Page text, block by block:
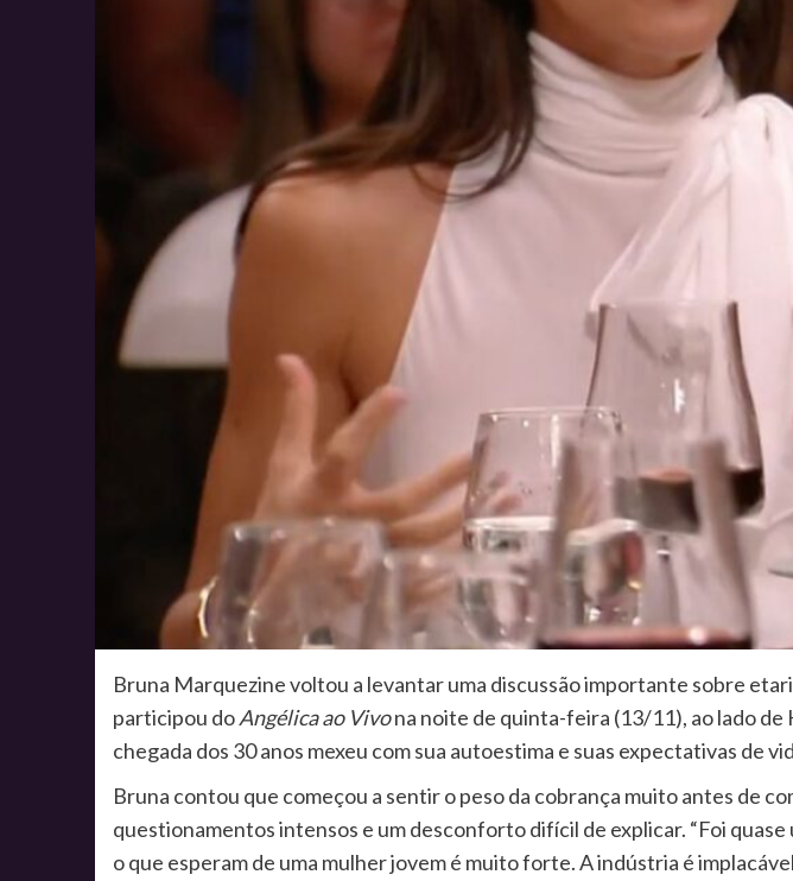
Bruna Marquezine voltou a levantar uma discussão importante sobre
participou doAngélica ao Vivona noite de quinta-feira (13/11), ao lado de
chegada dos 30 anos mexeu com sua autoestima e suas expectativas de
Bruna contou que começou a sentir o peso da cobrança muito antes de
questionamentos intensos e um desconforto difícil de explicar. “Foi
o que esperam de uma mulher jovem é muito forte. A indústria é